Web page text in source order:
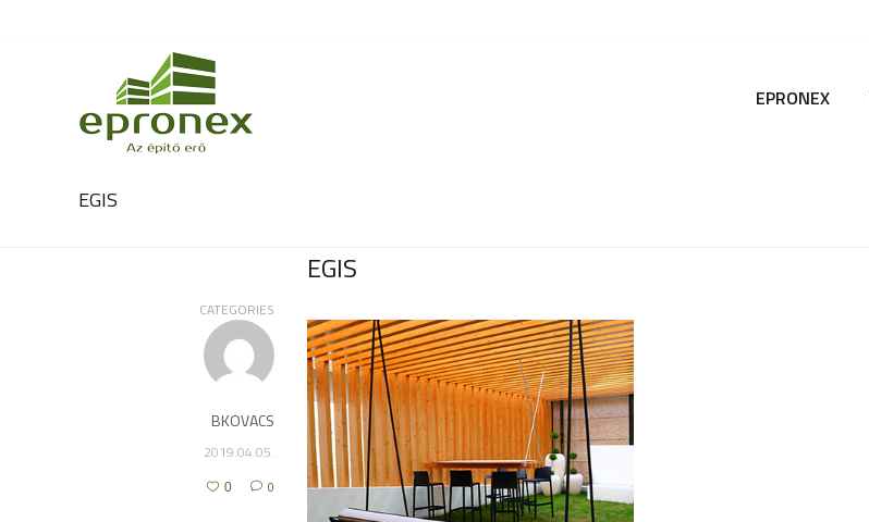
EPRONEX
EGIS
EGIS
CATEGORIES
BKOVACS
2019.04.05.
0 0